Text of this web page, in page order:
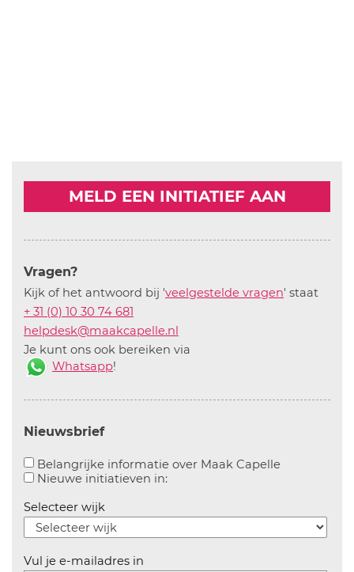
MELD EEN INITIATIEF AAN
Vragen?
Kijk of het antwoord bij 'veelgestelde vragen' staat
+ 31 (0) 10 30 74 681
helpdesk@maakcapelle.nl
Je kunt ons ook bereiken via
Whatsapp!
Nieuwsbrief
Belangrijke informatie over Maak CapelleAanvinken
Nieuwe initiatieven in:Aanvinken om informatie over
Selecteer wijk
Vul je e-mailadres in